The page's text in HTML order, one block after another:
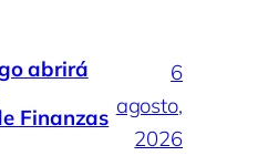
abrirá
Finanzas
6
agosto,
2026